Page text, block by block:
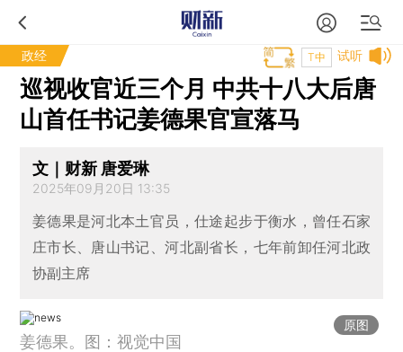
政经 试听
T中
巡视收官近三个月 中共十八大后唐
山首任书记姜德果官宣落马
文｜财新 唐爱琳
2025年09月20日 13:35
姜德果是河北本土官员，仕途起步于衡水，曾任石家
庄市长、唐山书记、河北副省长，七年前卸任河北政
协副主席
原图
姜德果。图：视觉中国